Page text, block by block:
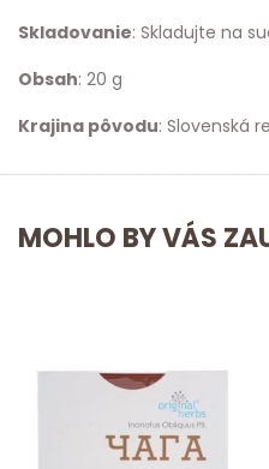
Skladovanie: Skladujte na
Obsah: 20 g
Krajina pôvodu: Slovenská
MOHLO BY VÁS